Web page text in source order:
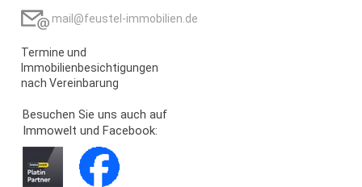
mail@feustel-immobilien.de
Termine und
Immobilienbesichtigungen
nach Vereinbarung
Besuchen Sie uns auch auf
Immowelt und Facebook: